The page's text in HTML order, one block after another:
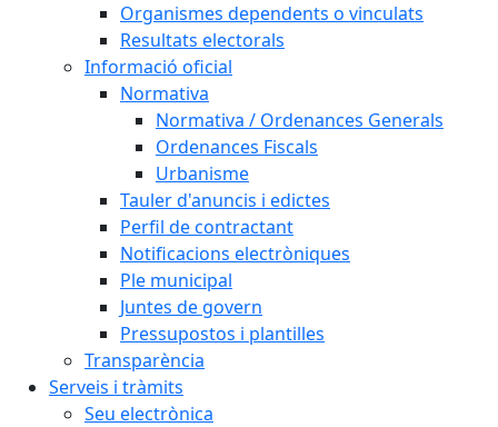
Organismes dependents o vinculats
Resultats electorals
Informació oficial
Normativa
Normativa / Ordenances Generals
Ordenances Fiscals
Urbanisme
Tauler d'anuncis i edictes
Perfil de contractant
Notificacions electròniques
Ple municipal
Juntes de govern
Pressupostos i plantilles
Transparència
Serveis i tràmits
Seu electrònica